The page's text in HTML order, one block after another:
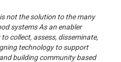
not the solution to the many
systems As an enabler
collect, assess, disseminate,
technology to support
building community based